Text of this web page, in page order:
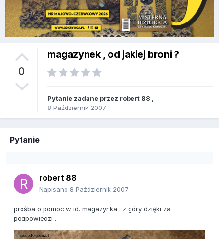
0
magazynek , od jakiej broni ?
Pytanie zadane przez robert 88
8 Październik 2007
Pytanie
robert 88
Napisano 8 Październik 2007
prośba o pomoc w id. magazynka . z góry dzięki za
podpowiedzi .